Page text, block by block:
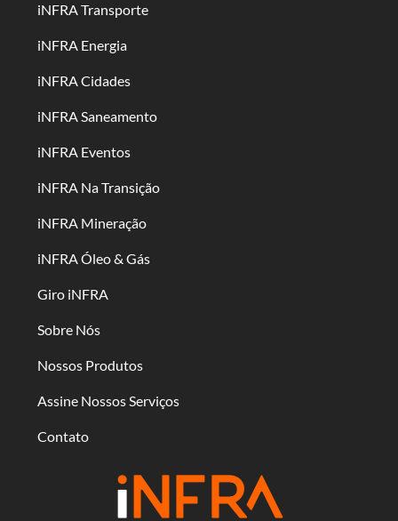
iNFRA Transporte
iNFRA Energia
iNFRA Cidades
iNFRA Saneamento
iNFRA Eventos
iNFRA Na Transição
iNFRA Mineração
iNFRA Óleo & Gás
Giro iNFRA
Sobre Nós
Nossos Produtos
Assine Nossos Serviços
Contato